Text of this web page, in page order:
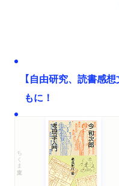
【自由研究、読書感
もに！
ちくま文庫